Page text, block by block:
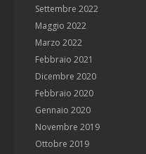
Settembre 2022
Maggio 2022
Marzo 2022
Febbraio 2021
Dicembre 2020
Febbraio 2020
Gennaio 2020
Novembre 2019
Ottobre 2019